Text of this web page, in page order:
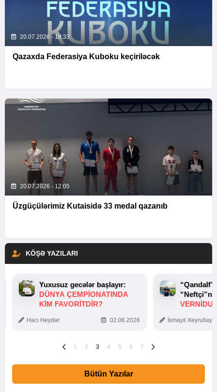
20.07.2026 - 18:33
Qazaxda Federasiya Kuboku keçiriləcək
20.07.2026 - 12:05
Üzgüçülərimiz Kutaisidə 33 medal qazanıb
KÖŞƏ YAZILARI
Yuxusuz gecələr başlayır:
DÜNYA ÇEMPIONATINDA
KIM FAVORITDIR?
Hacı Heydər 02.06.2026 İsmayıl
1 2 3 4 5 6 7
Bütün Yazılar